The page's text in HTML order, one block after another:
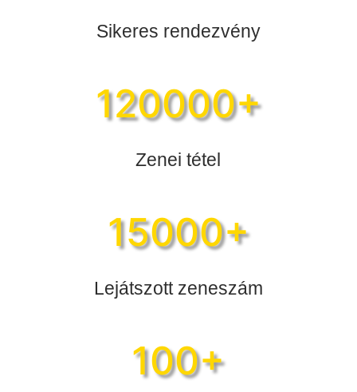
Sikeres rendezvény
120000+
Zenei tétel
15000+
Lejátszott zeneszám
100+